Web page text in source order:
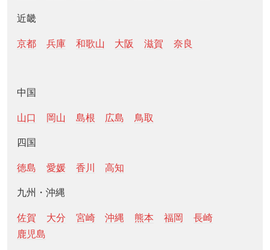
近畿
京都 兵庫 和歌山 大阪 滋賀 奈良
中国
山口 岡山 島根 広島 鳥取
四国
徳島 愛媛 香川 高知
九州・沖縄
佐賀 大分 宮崎 沖縄 熊本 福岡
長崎
鹿児島